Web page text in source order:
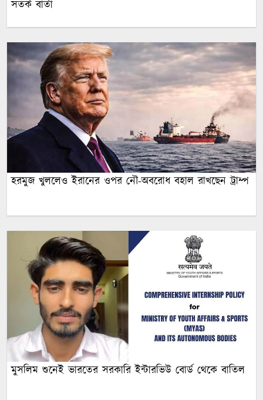
সতর্ক বার্তা
হরমুজ খুললেও ইরানের ওপর নৌ-অবরোধ বহাল রাখছেন ট্রাম্প
মুসলিম শুনেই ভারতের সরকারি ইন্টারভিউ বোর্ড থেকে বাতিল